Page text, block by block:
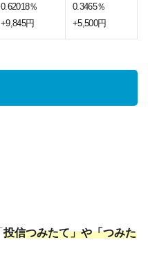
0.62018％
+9,845円
0.3465％
+5,500円
投信つみたて」や「つみた